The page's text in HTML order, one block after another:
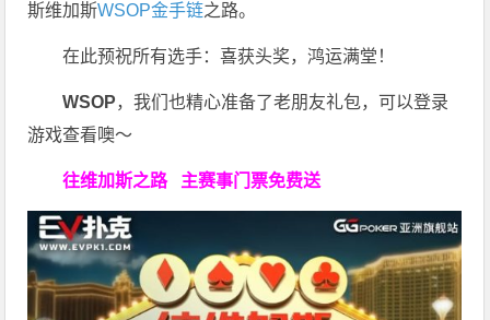
斯维加斯WSOP金手链之路。
在此预祝所有选手：喜获头奖，鸿运满堂！
WSOP，我们也精心准备了老朋友礼包，可以登录
游戏查看噢～
往维加斯之路 主赛事门票免费送